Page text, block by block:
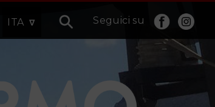
ITA Seguici su